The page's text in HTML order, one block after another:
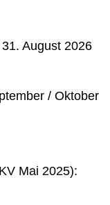
August 2026
/ Oktober
Mai 2025):